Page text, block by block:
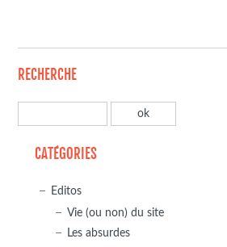
RECHERCHE
CATÉGORIES
Editos
Vie (ou non) du site
Les absurdes